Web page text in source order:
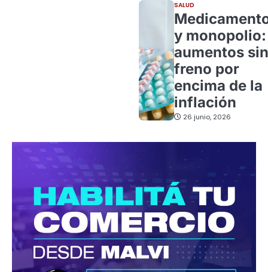
SALUD
y monopolio:
aumentos sin
freno por
encima de la
inflación
26 junio, 2026